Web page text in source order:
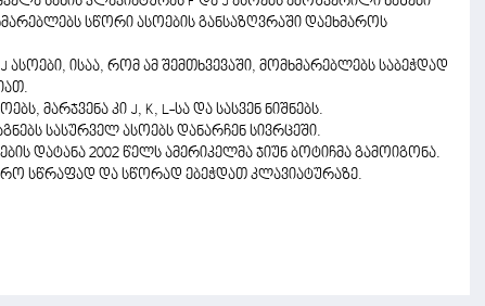
სწორი ასოების განსაზღვრაში დაეხმაროს
ასოები, ისაა, რომ ამ შემთხვევაში, მომხმარებლებს საბეჭდად
მარჯვენა კი J, K, L-სა და სასვენ ნიშნებს.
სასურველ ასოებს დანარჩენ სივრცეში.
დატანა 2002 წელს ამერიკელმა ჯიუნ ბოტიჩმა გამოიგონა.
სწრაფად და სწორად ებეჭდათ კლავიატურაზე.